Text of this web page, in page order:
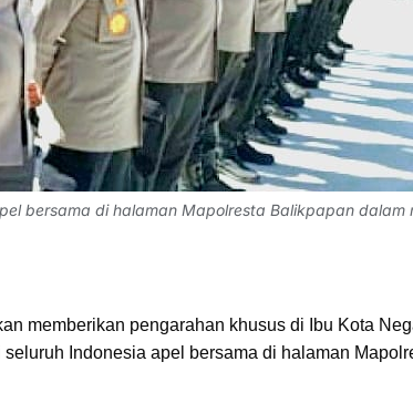
bersama di halaman Mapolresta Balikpapan dalam
memberikan pengarahan khusus di Ibu Kota
Indonesia apel bersama di halaman